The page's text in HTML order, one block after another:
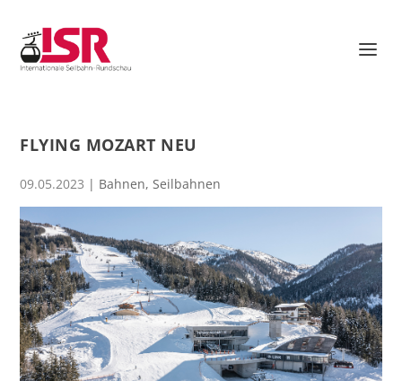
FLYING MOZART NEU
09.05.2023 | Bahnen,Seilbahnen